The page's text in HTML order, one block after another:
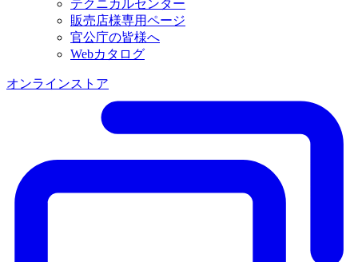
テクニカルセンター
販売店様専用ページ
官公庁の皆様へ
Webカタログ
オンラインストア